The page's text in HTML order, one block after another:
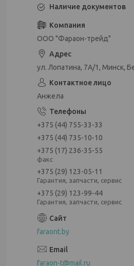
Наличие документов
ООО "Фараон-трейд"
ул. Лопатина, 7А/1, Минск,
Анжела
+375 (44) 755-33-33
+375 (44) 735-10-10
+375 (17) 236-35-55
факс
+375 (29) 123-05-11
Гарантия, запчасти, сервис
+375 (29) 123-99-44
Гарантия, запчасти, сервис
faraont.by
faraon-t@mail.ru